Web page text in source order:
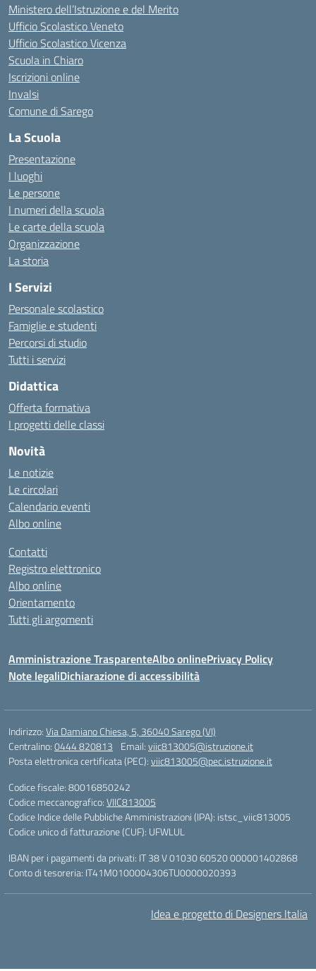
Ministero dell’Istruzione e del Merito
Ufficio Scolastico Veneto
Ufficio Scolastico Vicenza
Scuola in Chiaro
Iscrizioni online
Invalsi
Comune di Sarego
La Scuola
Presentazione
I luoghi
Le persone
I numeri della scuola
Le carte della scuola
Organizzazione
La storia
I Servizi
Personale scolastico
Famiglie e studenti
Percorsi di studio
Tutti i servizi
Didattica
Offerta formativa
I progetti delle classi
Novità
Le notizie
Le circolari
Calendario eventi
Albo online
Contatti
Registro elettronico
Albo online
Orientamento
Tutti gli argomenti
Amministrazione TrasparenteAlbo onlinePrivacy Policy
Note legaliDichiarazione di accessibilità
Indirizzo:Via Damiano Chiesa, 5, 36040 Sarego (VI)
Centralino:0444 820813 Email:viic813005@istruzione.it
Posta elettronica certificata (PEC):viic813005@pec.istruzione.it
Codice fiscale: 80016850242
Codice meccanografico:VIIC813005
Codice Indice delle Pubbliche Amministrazioni (IPA): istsc_viic813005
Codice unico di fatturazione (CUF): UFWLUL
IBAN per i pagamenti da privati: IT 38 V 01030 60520 000001402868
Conto di tesoreria: IT41M0100004306TU0000020393
Idea e progetto di Designers Italia